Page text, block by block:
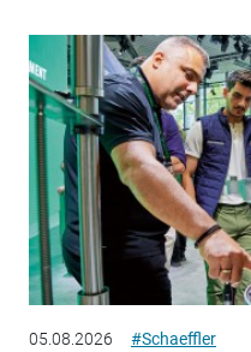
05.08.2026 #Schaeffler